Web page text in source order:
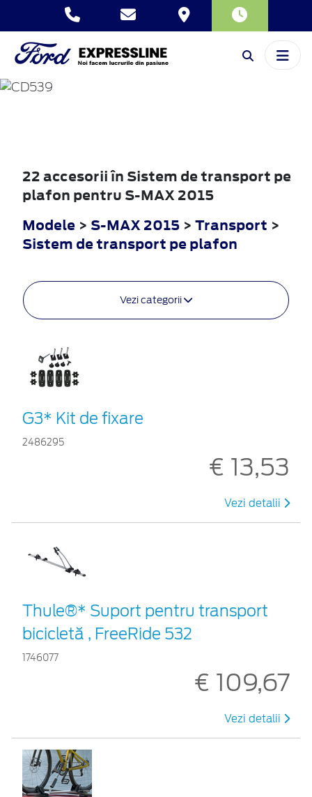
S-MAX
22 accesorii în Sistem de transport pe
plafon pentru S-MAX 2015
Modele > S-MAX 2015 > Transport >
Sistem de transport pe plafon
Vezi categorii
G3* Kit de fixare
2486295
€ 13,53
Vezi detalii
Thule®* Suport pentru transport
bicicletă , FreeRide 532
1746077
€ 109,67
Vezi detalii